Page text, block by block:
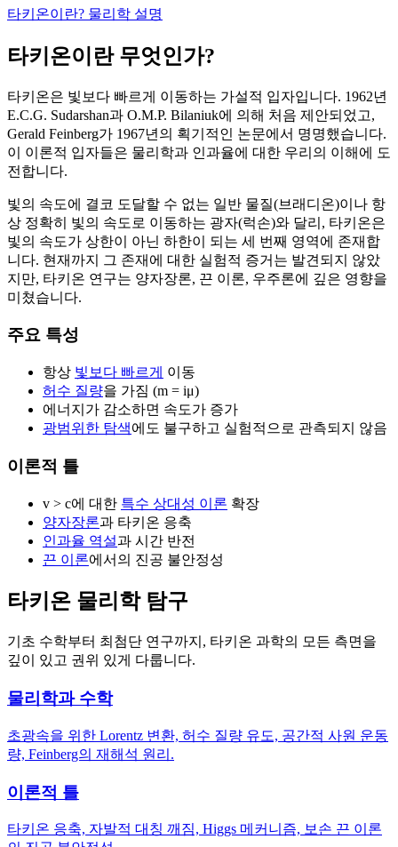
타키온이란? 물리학 설명
타키온이란 무엇인가?
타키온은 빛보다 빠르게 이동하는 가설적 입자입니다. 1962년
E.C.G. Sudarshan과 O.M.P. Bilaniuk에 의해 처음 제안되었고,
Gerald Feinberg가 1967년의 획기적인 논문에서 명명했습니다.
이 이론적 입자들은 물리학과 인과율에 대한 우리의 이해에 도
전합니다.
빛의 속도에 결코 도달할 수 없는 일반 물질(브래디온)이나 항
상 정확히 빛의 속도로 이동하는 광자(럭손)와 달리, 타키온은
빛의 속도가 상한이 아닌 하한이 되는 세 번째 영역에 존재합
니다. 현재까지 그 존재에 대한 실험적 증거는 발견되지 않았
지만, 타키온 연구는 양자장론, 끈 이론, 우주론에 깊은 영향을
미쳤습니다.
주요 특성
항상 빛보다 빠르게 이동
허수 질량을 가짐 (m = iμ)
에너지가 감소하면 속도가 증가
광범위한 탐색에도 불구하고 실험적으로 관측되지 않음
이론적 틀
v > c에 대한 특수 상대성 이론 확장
양자장론과 타키온 응축
인과율 역설과 시간 반전
끈 이론에서의 진공 불안정성
타키온 물리학 탐구
기초 수학부터 최첨단 연구까지, 타키온 과학의 모든 측면을
깊이 있고 권위 있게 다룹니다.
물리학과 수학
초광속을 위한 Lorentz 변환, 허수 질량 유도, 공간적 사원 운동
량, Feinberg의 재해석 원리.
이론적 틀
타키온 응축, 자발적 대칭 깨짐, Higgs 메커니즘, 보손 끈 이론